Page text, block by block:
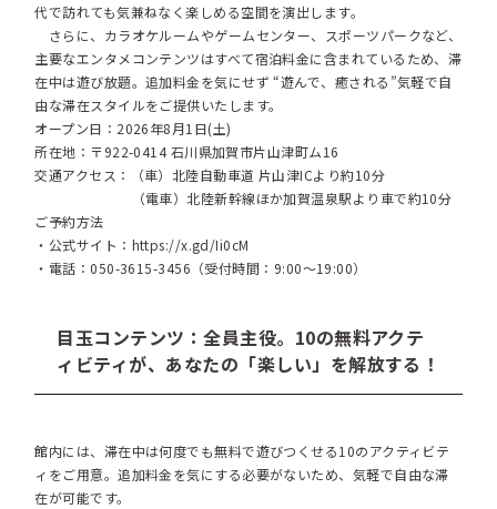
代で訪れても気兼ねなく楽しめる空間を演出します。
さらに、カラオケルームやゲームセンター、スポーツパークなど、
主要なエンタメコンテンツはすべて宿泊料金に含まれているため、滞
在中は遊び放題。追加料金を気にせず “遊んで、癒される”気軽で自
由な滞在スタイルをご提供いたします。
オープン日：2026年8月1日(土)
所在地：〒922-0414 石川県加賀市片山津町ム16
交通アクセス：（車）北陸自動車道 片山津ICより約10分
（電車）北陸新幹線ほか加賀温泉駅より車で約10分
ご予約方法
・公式サイト： https://x.gd/Ii0cM
・電話：050-3615-3456（受付時間：9:00～19:00）
目玉コンテンツ：全員主役。10の無料アクテ
ィビティが、あなたの「楽しい」を解放する！
館内には、滞在中は何度でも無料で遊びつくせる10のアクティビテ
ィをご用意。追加料金を気にする必要がないため、気軽で自由な滞
在が可能です。